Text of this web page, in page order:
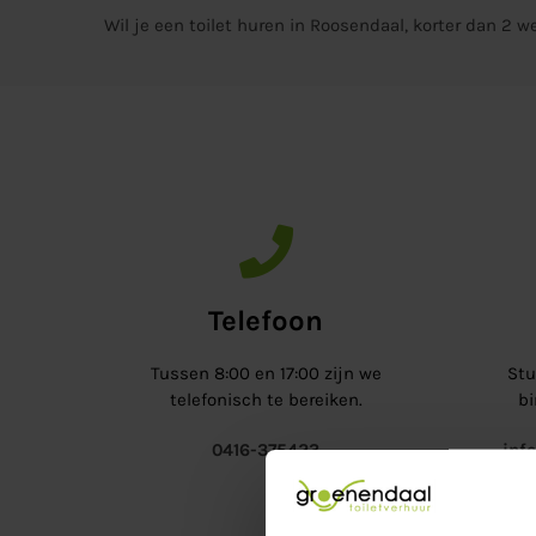
Wil je een toilet huren in Roosendaal, korter dan 2
Telefoon
Tussen 8:00 en 17:00 zijn we
telefonisch te bereiken.
0416-375423